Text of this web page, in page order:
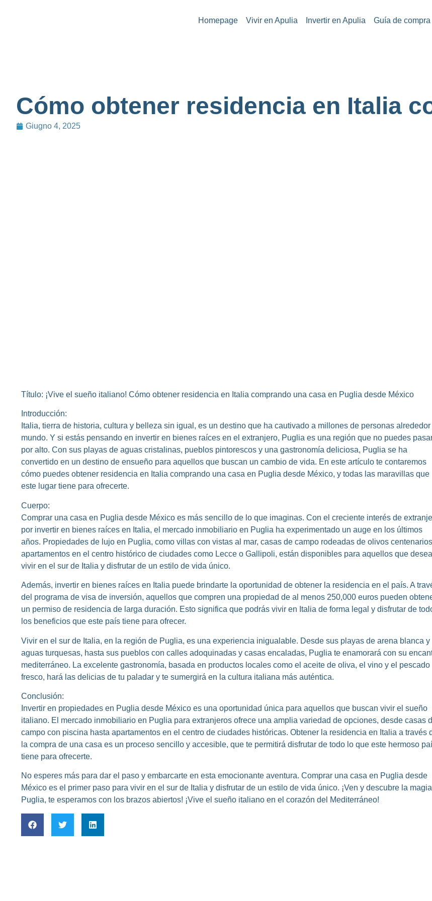
Homepage Vivir en Apulia Invertir en Apulia Guía de compra
Cómo obtener residencia en Italia
Giugno 4, 2025
Título: ¡Vive el sueño italiano! Cómo obtener residencia en Italia comprando una casa en Puglia desde México
Introducción:
Italia, tierra de historia, cultura y belleza sin igual, es un destino que ha cautivado a millones de personas alrededor
mundo. Y si estás pensando en invertir en bienes raíces en el extranjero, Puglia es una región que no puedes
por alto. Con sus playas de aguas cristalinas, pueblos pintorescos y una gastronomía deliciosa, Puglia se ha
convertido en un destino de ensueño para aquellos que buscan un cambio de vida. En este artículo te contaremos
cómo puedes obtener residencia en Italia comprando una casa en Puglia desde México, y todas las maravillas que
este lugar tiene para ofrecerte.
Cuerpo:
Comprar una casa en Puglia desde México es más sencillo de lo que imaginas. Con el creciente interés de
por invertir en bienes raíces en Italia, el mercado inmobiliario en Puglia ha experimentado un auge en los últimos
años. Propiedades de lujo en Puglia, como villas con vistas al mar, casas de campo rodeadas de olivos
apartamentos en el centro histórico de ciudades como Lecce o Gallipoli, están disponibles para aquellos que
vivir en el sur de Italia y disfrutar de un estilo de vida único.
Además, invertir en bienes raíces en Italia puede brindarte la oportunidad de obtener la residencia en el país. A
del programa de visa de inversión, aquellos que compren una propiedad de al menos 250,000 euros pueden
un permiso de residencia de larga duración. Esto significa que podrás vivir en Italia de forma legal y disfrutar de
los beneficios que este país tiene para ofrecer.
Vivir en el sur de Italia, en la región de Puglia, es una experiencia inigualable. Desde sus playas de arena blanca y
aguas turquesas, hasta sus pueblos con calles adoquinadas y casas encaladas, Puglia te enamorará con su
mediterráneo. La excelente gastronomía, basada en productos locales como el aceite de oliva, el vino y el pescado
fresco, hará las delicias de tu paladar y te sumergirá en la cultura italiana más auténtica.
Conclusión:
Invertir en propiedades en Puglia desde México es una oportunidad única para aquellos que buscan vivir el sueño
italiano. El mercado inmobiliario en Puglia para extranjeros ofrece una amplia variedad de opciones, desde casas
campo con piscina hasta apartamentos en el centro de ciudades históricas. Obtener la residencia en Italia a través
la compra de una casa es un proceso sencillo y accesible, que te permitirá disfrutar de todo lo que este hermoso
tiene para ofrecerte.
No esperes más para dar el paso y embarcarte en esta emocionante aventura. Comprar una casa en Puglia desde
México es el primer paso para vivir en el sur de Italia y disfrutar de un estilo de vida único. ¡Ven y descubre la
Puglia, te esperamos con los brazos abiertos! ¡Vive el sueño italiano en el corazón del Mediterráneo!